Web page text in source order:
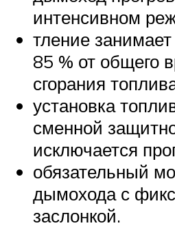
интенсивном
тление
85 % от общего
сгорания
установка
сменной
исключается
обязательный
дымохода с
заслонкой.